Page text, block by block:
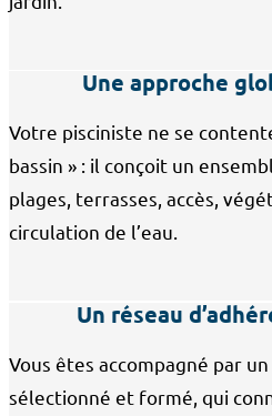
Une approche
Votre pisciniste ne se
bassin » : il conçoit un
plages, terrasses, accès,
circulation de l’eau.
Un réseau
Vous êtes accompagné par
sélectionné et formé, qui